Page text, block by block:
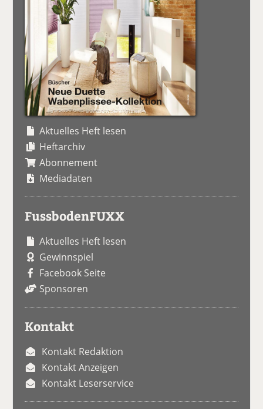
Aktuelles Heft lesen
Heftarchiv
Abonnement
Mediadaten
FussbodenFUXX
Aktuelles Heft lesen
Gewinnspiel
Facebook Seite
Sponsoren
Kontakt
Kontakt Redaktion
Kontakt Anzeigen
Kontakt Leserservice